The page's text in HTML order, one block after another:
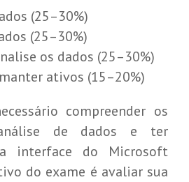
(25–30%)
(25–30%)
os dados (25–30%)
ativos (15–20%)
compreender os
de dados e ter
interface do Microsoft
do exame é avaliar sua